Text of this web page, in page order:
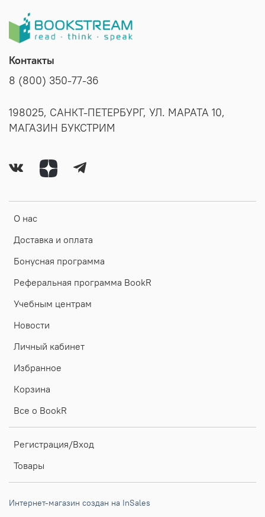
О нас
Доставка и оплата
Бонусная программа
Реферальная программа BookR
Учебным центрам
Новости
Личный кабинет
Избранное
Корзина
Все о BookR
Регистрация/Вход
Товары
Контакты
8 (800) 350-77-36
198025, САНКТ-ПЕТЕРБУРГ, УЛ. МАРАТА 10,
МАГАЗИН БУКСТРИМ
Интернет-магазин создан на InSales